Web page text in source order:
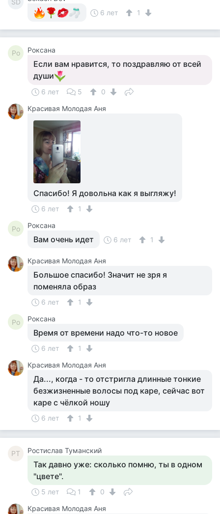
SD
6 лет
1
Ро Роксана
Если вам нравится, то поздравляю от всей
души
6 лет 5
0
Красивая Молодая Аня
Спасибо! Я довольна как я выгляжу!
6 лет 1
Ро Роксана
Вам очень идет 6 лет 1
Красивая Молодая Аня
Большое спасибо! Значит не зря я
поменяла образ
6 лет 1
Ро Роксана
Время от времени надо что-то новое
6 лет
1
Красивая Молодая Аня
Да..., когда - то отстригла длинные тонкие
безжизненные волосы под каре, сейчас вот
каре с чёлкой ношу
6 лет 1
РТ Ростислав Туманский
Так давно уже: сколько помню, ты в одном
"цвете".
5 лет 1
0
Красивая Молодая Аня